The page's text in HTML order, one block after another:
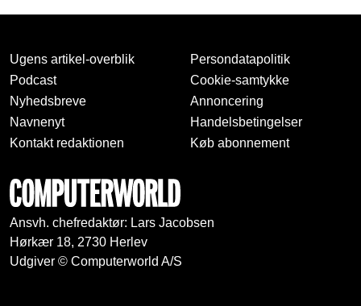
Ugens artikel-overblik
Podcast
Nyhedsbreve
Navnenyt
Kontakt redaktionen
Persondatapolitik
Cookie-samtykke
Annoncering
Handelsbetingelser
Køb abonnement
Ansvh. chefredaktør: Lars Jacobsen
Hørkær 18, 2730 Herlev
Udgiver © Computerworld A/S